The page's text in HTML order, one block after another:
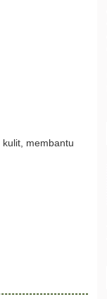
membantu